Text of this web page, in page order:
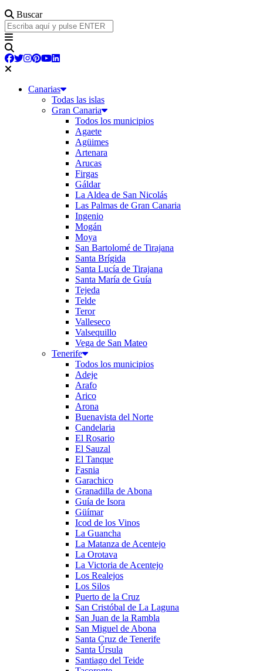
Buscar
Canarias
Todas las islas
Gran Canaria
Todos los municipios
Agaete
Agüimes
Artenara
Arucas
Firgas
Gáldar
La Aldea de San Nicolás
Las Palmas de Gran Canaria
Ingenio
Mogán
Moya
San Bartolomé de Tirajana
Santa Brígida
Santa Lucía de Tirajana
Santa María de Guía
Tejeda
Telde
Teror
Valleseco
Valsequillo
Vega de San Mateo
Tenerife
Todos los municipios
Adeje
Arafo
Arico
Arona
Buenavista del Norte
Candelaria
El Rosario
El Sauzal
El Tanque
Fasnia
Garachico
Granadilla de Abona
Guía de Isora
Güímar
Icod de los Vinos
La Guancha
La Matanza de Acentejo
La Orotava
La Victoria de Acentejo
Los Realejos
Los Silos
Puerto de la Cruz
San Cristóbal de La Laguna
San Juan de la Rambla
San Miguel de Abona
Santa Cruz de Tenerife
Santa Úrsula
Santiago del Teide